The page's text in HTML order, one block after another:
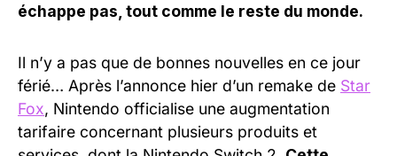
échappe pas, tout comme le reste du monde.
Il n’y a pas que de bonnes nouvelles en ce jour
férié… Après l’annonce hier d’un remake de Star
Fox, Nintendo officialise une augmentation
tarifaire concernant plusieurs produits et